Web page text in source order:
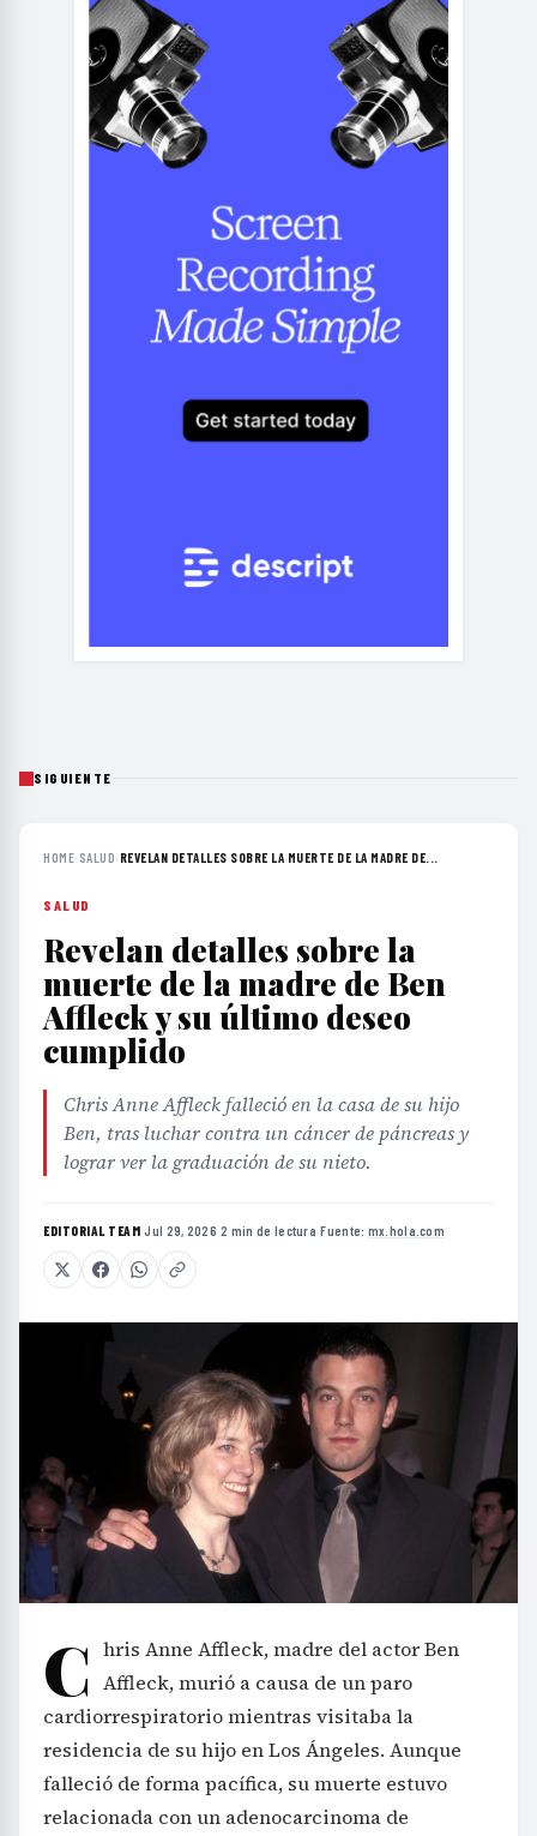
SIGUIENTE
HOME› SALUD› REVELAN DETALLES SOBRE LA MUERTE DE LA MADRE DE...
SALUD
Revelan detalles sobre la
muerte de la madre de Ben
Affleck y su último deseo
cumplido
Chris Anne Affleck falleció en la casa de su hijo
Ben, tras luchar contra un cáncer de páncreas y
lograr ver la graduación de su nieto.
EDITORIAL TEAM·Jul 29, 2026·2 min de lectura·Fuente: mx.hola.com
C hris Anne Affleck, madre del actor Ben
Affleck, murió a causa de un paro
cardiorrespiratorio mientras visitaba la
residencia de su hijo en Los Ángeles. Aunque
falleció de forma pacífica, su muerte estuvo
relacionada con un adenocarcinoma de